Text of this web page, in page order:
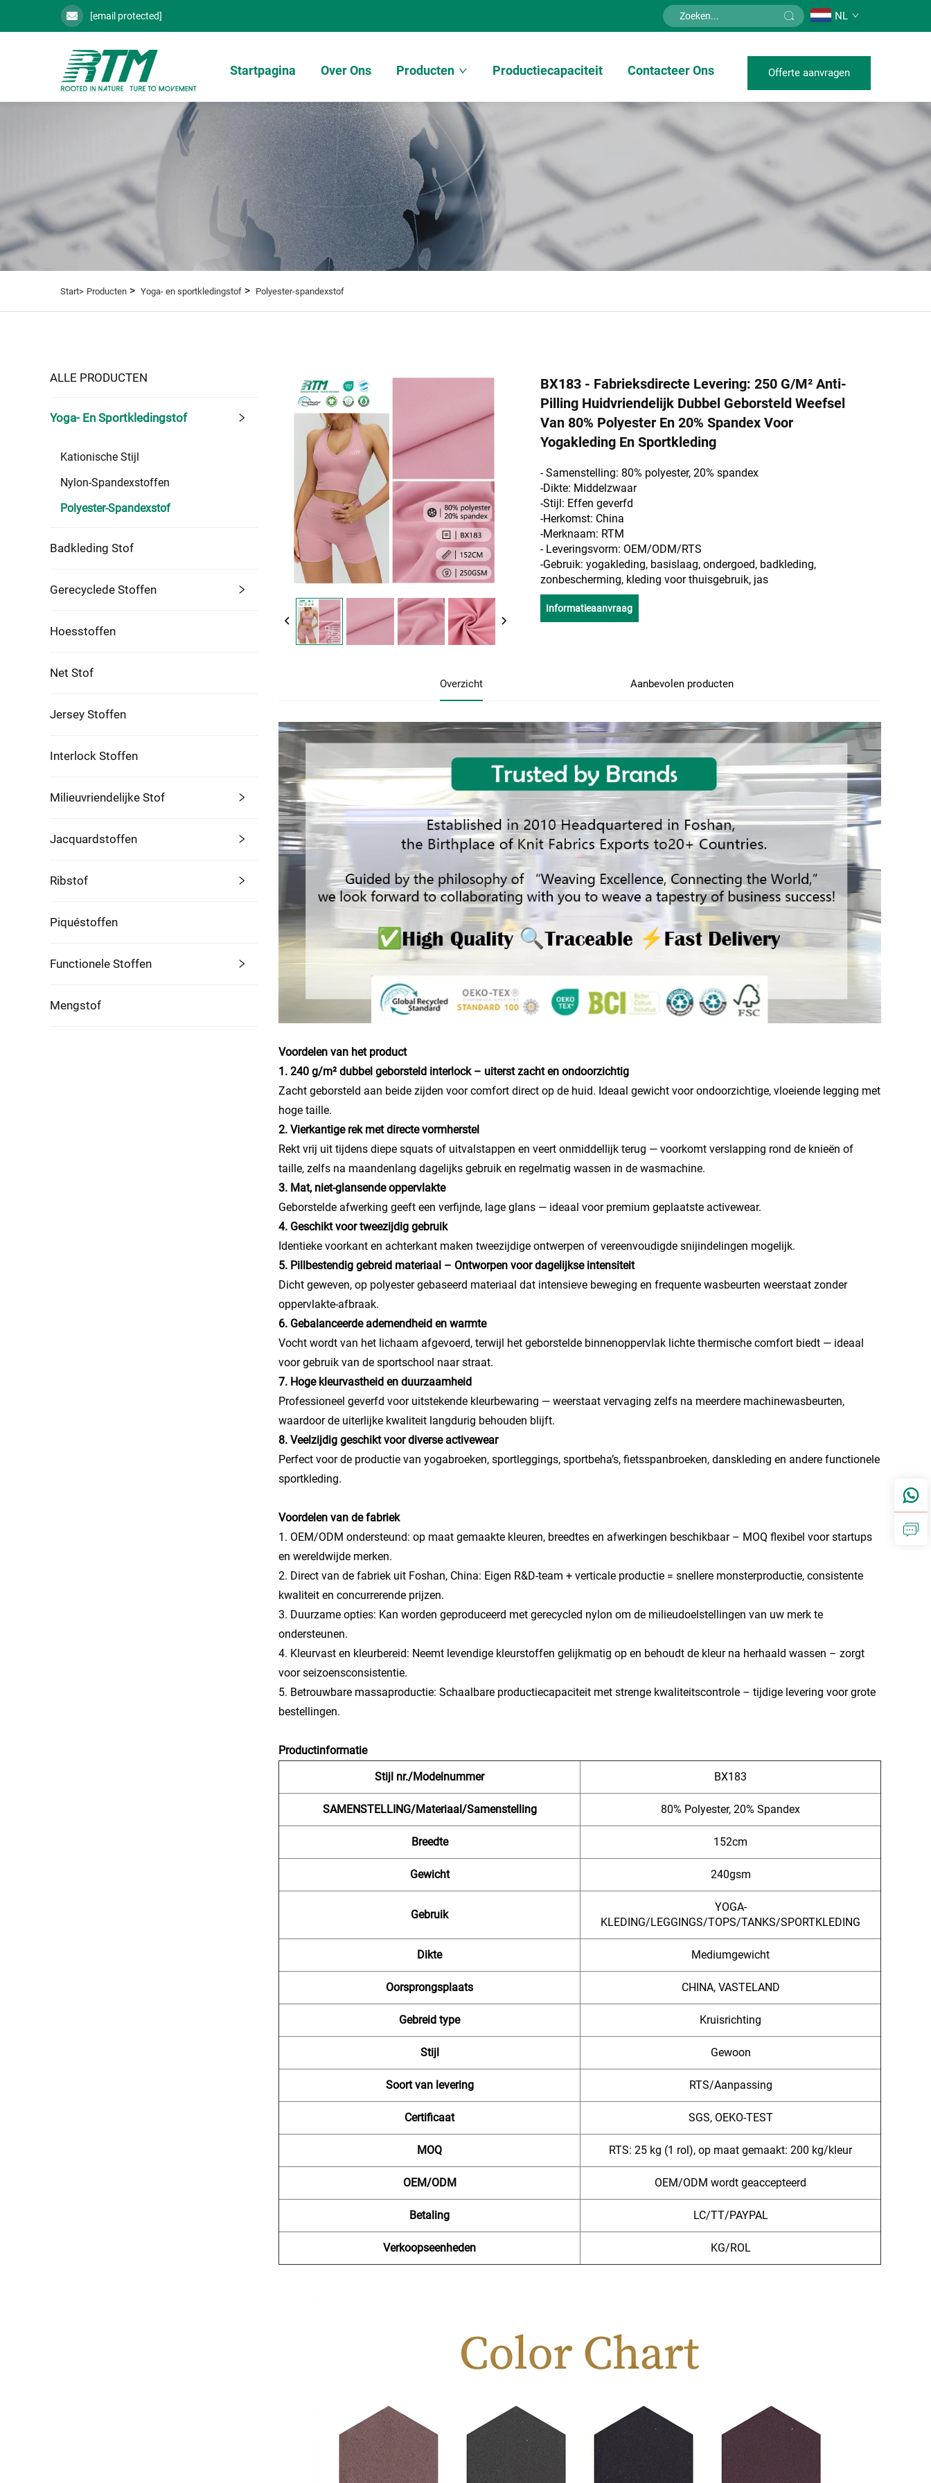
[email protected] NL
Startpagina Over Ons Producten Productiecapaciteit Contacteer Ons Offerte aanvragen
Start> Producten > Yoga- en sportkledingstof > Polyester-spandexstof
ALLE PRODUCTEN
Yoga- En Sportkledingstof
Kationische Stijl
Nylon-Spandexstoffen
Polyester-Spandexstof
Badkleding Stof
Gerecyclede Stoffen
Hoesstoffen
Net Stof
Jersey Stoffen
Interlock Stoffen
Milieuvriendelijke Stof
Jacquardstoffen
Ribstof
Piquéstoffen
Functionele Stoffen
Mengstof
BX183 - Fabrieksdirecte Levering: 250 G/m² Anti-
Pilling Huidvriendelijk Dubbel Geborsteld Weefsel
Van 80% Polyester En 20% Spandex Voor
Yogakleding En Sportkleding
- Samenstelling: 80% polyester, 20% spandex
-Dikte: Middelzwaar
-Stijl: Effen geverfd
-Herkomst: China
-Merknaam: RTM
- Leveringsvorm: OEM/ODM/RTS
-Gebruik: yogakleding, basislaag, ondergoed, badkleding,
zonbescherming, kleding voor thuisgebruik, jas
Informatieaanvraag
Overzicht Aanbevolen producten
Voordelen van het product
1. 240 g/m² dubbel geborsteld interlock – uiterst zacht en ondoorzichtig
Zacht geborsteld aan beide zijden voor comfort direct op de huid. Ideaal gewicht voor ondoorzichtige, vloeiende legging met
hoge taille.
2. Vierkantige rek met directe vormherstel
Rekt vrij uit tijdens diepe squats of uitvalstappen en veert onmiddellijk terug — voorkomt verslapping rond de knieën of
taille, zelfs na maandenlang dagelijks gebruik en regelmatig wassen in de wasmachine.
3. Mat, niet-glansende oppervlakte
Geborstelde afwerking geeft een verfijnde, lage glans — ideaal voor premium geplaatste activewear.
4. Geschikt voor tweezijdig gebruik
Identieke voorkant en achterkant maken tweezijdige ontwerpen of vereenvoudigde snijindelingen mogelijk.
5. Pillbestendig gebreid materiaal – Ontworpen voor dagelijkse intensiteit
Dicht geweven, op polyester gebaseerd materiaal dat intensieve beweging en frequente wasbeurten weerstaat zonder
oppervlakte-afbraak.
6. Gebalanceerde ademendheid en warmte
Vocht wordt van het lichaam afgevoerd, terwijl het geborstelde binnenoppervlak lichte thermische comfort biedt — ideaal
voor gebruik van de sportschool naar straat.
7. Hoge kleurvastheid en duurzaamheid
Professioneel geverfd voor uitstekende kleurbewaring — weerstaat vervaging zelfs na meerdere machinewasbeurten,
waardoor de uiterlijke kwaliteit langdurig behouden blijft.
8. Veelzijdig geschikt voor diverse activewear
Perfect voor de productie van yogabroeken, sportleggings, sportbeha’s, fietsspanbroeken, danskleding en andere functionele
sportkleding.
Voordelen van de fabriek
1. OEM/ODM ondersteund: op maat gemaakte kleuren, breedtes en afwerkingen beschikbaar – MOQ flexibel voor startups
en wereldwijde merken.
2. Direct van de fabriek uit Foshan, China: Eigen R&D-team + verticale productie = snellere monsterproductie, consistente
kwaliteit en concurrerende prijzen.
3. Duurzame opties: Kan worden geproduceerd met gerecycled nylon om de milieudoelstellingen van uw merk te
ondersteunen.
4. Kleurvast en kleurbereid: Neemt levendige kleurstoffen gelijkmatig op en behoudt de kleur na herhaald wassen – zorgt
voor seizoensconsistentie.
5. Betrouwbare massaproductie: Schaalbare productiecapaciteit met strenge kwaliteitscontrole – tijdige levering voor grote
bestellingen.
Productinformatie
Stijl nr./Modelnummer
BX183
SAMENSTELLING/Materiaal/Samenstelling 80% Polyester, 20% Spandex
Breedte 152cm
Gewicht 240gsm
Gebruik
YOGA-
KLEDING/LEGGINGS/TOPS/TANKS/SPORTKLEDING
Dikte Mediumgewicht
Oorsprongsplaats CHINA, VASTELAND
Gebreid type Kruisrichting
Stijl Gewoon
Soort van levering RTS/Aanpassing
Certificaat SGS, OEKO-TEST
MOQ RTS: 25 kg (1 rol), op maat gemaakt: 200 kg/kleur
OEM/ODM OEM/ODM wordt geaccepteerd
Betaling LC/TT/PAYPAL
Verkoopseenheden KG/ROL